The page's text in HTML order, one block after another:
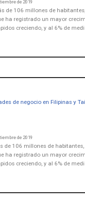
de 2019
de 106 millones de
ha registrado un mayor
creciendo, y al 6% de
de negocio en Filipinas y
de 2019
de 106 millones de
ha registrado un mayor
creciendo, y al 6% de